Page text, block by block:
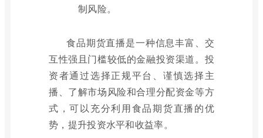
制风险。
食品期货直播是一种信息丰富、交
互性强且门槛较低的金融投资渠道。投
资者通过选择正规平台、谨慎选择主
播、了解市场风险和合理分配资金等方
式，可以充分利用食品期货直播的优
势，提升投资水平和收益率。